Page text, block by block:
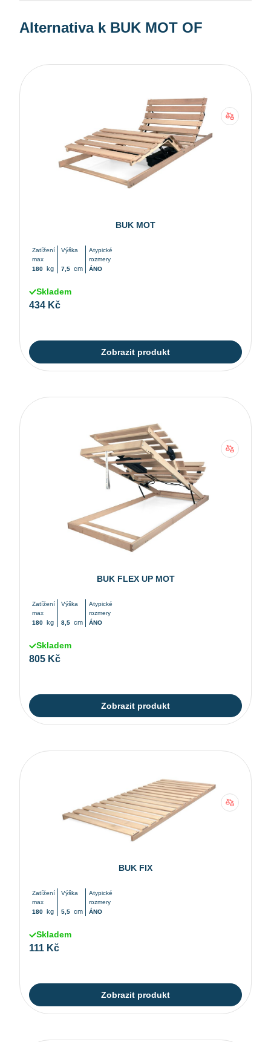
Alternativa k BUK MOT OF
BUK MOT
Zatížení
max
180 kg
Výška
7,5 cm
Atypické
rozmery
ÁNO
Skladem
434 Kč
Zobrazit produkt
BUK FLEX UP MOT
Zatížení
max
180 kg
Výška
8,5 cm
Atypické
rozmery
ÁNO
Skladem
805 Kč
Zobrazit produkt
BUK FIX
Zatížení
max
180 kg
Výška
5,5 cm
Atypické
rozmery
ÁNO
Skladem
111 Kč
Zobrazit produkt